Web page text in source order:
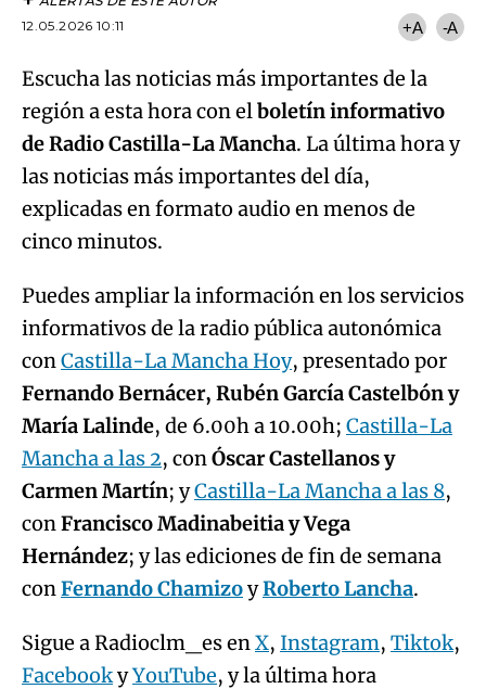
12.05.2026 10:11
+A -A
Escucha las noticias más importantes de la
región a esta hora con elboletín informativo
de Radio Castilla-La Mancha. La última hora y
las noticias más importantes del día,
explicadas en formato audio en menos de
cinco minutos.
Puedes ampliar la información en los servicios
informativos de la radio pública autonómica
conCastilla-La Mancha Hoy, presentado por
Fernando Bernácer, Rubén García Castelbón y
María Lalinde, de 6.00h a 10.00h; Castilla-La
Mancha a las 2, conÓscar Castellanos y
Carmen Martín; yCastilla-La Mancha a las 8,
conFrancisco Madinabeitia y Vega
Hernández; y las ediciones de fin de semana
conFernando ChamizoyRoberto Lancha.
Sigue a Radioclm_es enX, Instagram, Tiktok,
FacebookyYouTube, y la última hora